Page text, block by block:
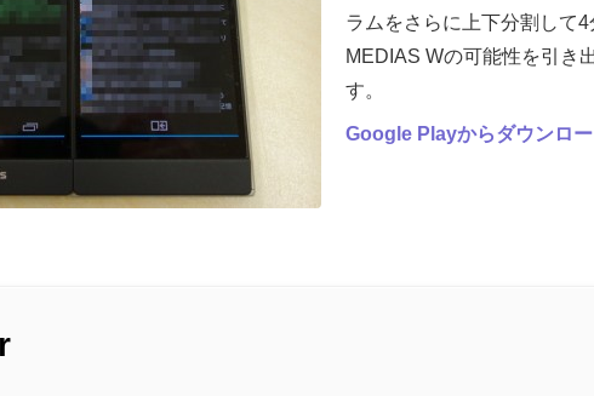
ラムをさらに上下分割して4
MEDIAS Wの可能性を引き
す。
Google Playからダウンロ